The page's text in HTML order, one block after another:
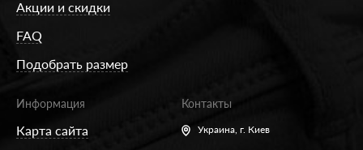
Акции и скидки
FAQ
Подобрать размер
Информация
Карта сайта
Контакты
Украина, г. Киев